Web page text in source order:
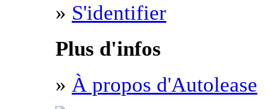
» S'identifier
Plus d'infos
» À propos d'Autolease